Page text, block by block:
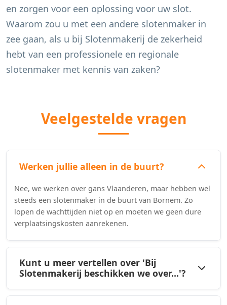
en zorgen voor een oplossing voor uw slot.
Waarom zou u met een andere slotenmaker in
zee gaan, als u bij Slotenmakerij de zekerheid
hebt van een professionele en regionale
slotenmaker met kennis van zaken?
Veelgestelde vragen
Werken jullie alleen in de buurt?
Nee, we werken over gans Vlaanderen, maar hebben wel
steeds een slotenmaker in de buurt van Bornem. Zo
lopen de wachttijden niet op en moeten we geen dure
verplaatsingskosten aanrekenen.
Kunt u meer vertellen over 'Bij
Slotenmakerij beschikken we over...'?